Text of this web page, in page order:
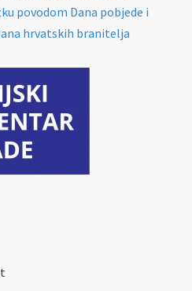
povodom Dana pobjede i
hrvatskih branitelja